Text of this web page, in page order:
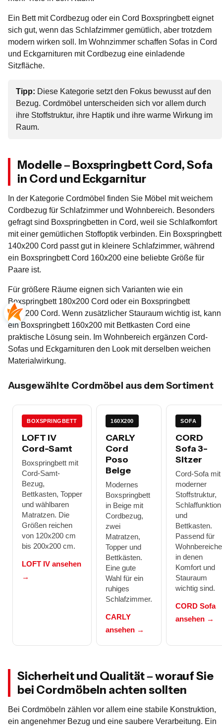
Ein Bett mit Cordbezug oder ein Cord Boxspringbett eignet
sich gut, wenn das Schlafzimmer gemütlich, aber trotzdem
modern wirken soll. Im Wohnzimmer schaffen Sofas in Cord
und Eckgarnituren mit Cordbezug eine einladende
Sitzfläche.
Tipp: Diese Kategorie setzt den Fokus bewusst auf den
Bezug. Cordmöbel unterscheiden sich vor allem durch
ihre Stoffstruktur, ihre Haptik und ihre warme Wirkung im
Raum.
Modelle – Boxspringbett Cord, Sofa
in Cord und Eckgarnitur
In der Kategorie Cordmöbel finden Sie Möbel mit weichem
Cordbezug für Schlafzimmer und Wohnbereich. Besonders
gefragt sind Boxspringbetten in Cord, weil sie Schlafkomfort
mit einer gemütlichen Stoffoptik verbinden. Ein Boxspringbett
140x200 Cord passt gut in kleinere Schlafzimmer, während
ein Boxspringbett Cord 160x200 eine beliebte Größe für
Paare ist.
Für größere Räume eignen sich Varianten wie ein
Boxspringbett 180x200 Cord oder ein Boxspringbett
200x200 Cord. Wenn zusätzlicher Stauraum wichtig ist, kann
ein Boxspringbett 160x200 mit Bettkasten Cord eine
praktische Lösung sein. Im Wohnbereich ergänzen Cord-
Sofas und Eckgarnituren den Look mit derselben weichen
Materialwirkung.
Ausgewählte Cordmöbel aus dem Sortiment
BOXSPRINGBETT
LOFT IV
Cord-Samt
Boxspringbett mit
Cord-Samt-
Bezug,
Bettkasten, Topper
und wählbaren
Matratzen. Die
Größen reichen
von 120x200 cm
bis 200x200 cm.
LOFT IV ansehen
→
160X200
CARLY
Cord
Poso
Beige
Modernes
Boxspringbett
in Beige mit
Cordbezug,
zwei
Matratzen,
Topper und
Bettkästen.
Eine gute
Wahl für ein
ruhiges
Schlafzimmer.
CARLY
ansehen →
SOFA
CORD
Sofa 3-
Sitzer
Cord-Sofa mit
moderner
Stoffstruktur,
Schlaffunktion
und
Bettkasten.
Passend für
in denen
Komfort und
Stauraum
wichtig sind.
CORD Sofa
ansehen →
Sicherheit und Qualität – worauf Sie
bei Cordmöbeln achten sollten
Bei Cordmöbeln zählen vor allem eine stabile Konstruktion,
ein angenehmer Bezug und eine saubere Verarbeitung. Ein